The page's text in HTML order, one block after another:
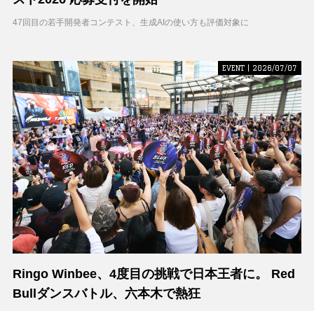
47回目の若手開発者コンテスト、生成AIの使い方も評価対象に
EVENT | 2026/07/07
Ringo Winbee、4度目の挑戦で日本王者に。 Red
Bullダンスバトル、六本木で熱狂